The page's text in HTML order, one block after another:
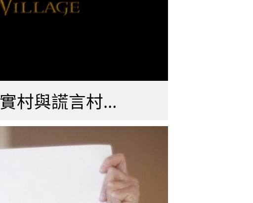
日本函授補習班Z會 電影規模廣告「誠實村與謊言村」 中譯